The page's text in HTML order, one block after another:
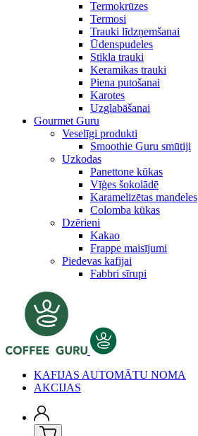
Termokrūzes
Termosi
Trauki līdzņemšanai
Ūdenspudeles
Stikla trauki
Keramikas trauki
Piena putošanai
Karotes
Uzglabāšanai
Gourmet Guru
Veselīgi produkti
Smoothie Guru smūtiji
Uzkodas
Panettone kūkas
Vīģes šokolādē
Karamelizētas mandeles
Colomba kūkas
Dzērieni
Kakao
Frappe maisījumi
Piedevas kafijai
Fabbri sīrupi
KAFIJAS AUTOMĀTU NOMA
AKCIJAS